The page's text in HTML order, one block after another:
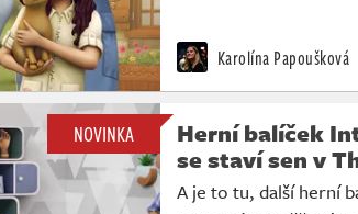
Karolína Papoušková
NOVINKA
Herní balíček
se staví sen v
A je to tu, další herní